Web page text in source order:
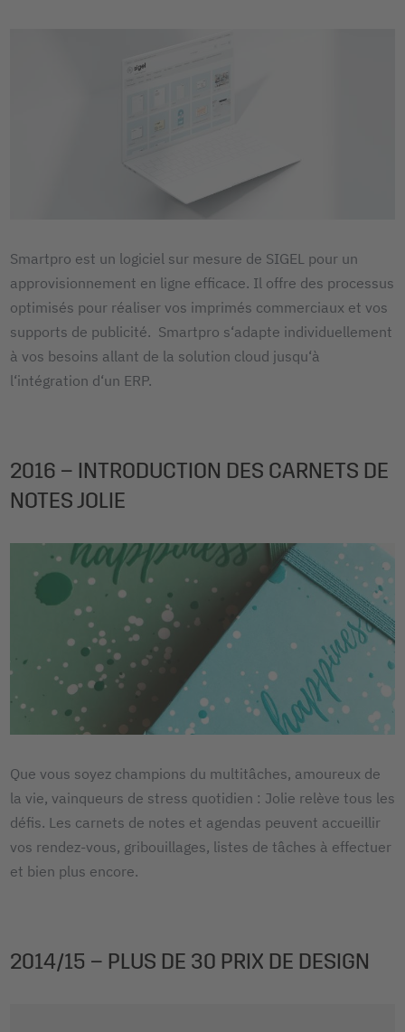
Smartpro est un logiciel sur mesure de SIGEL pour un
approvisionnement en ligne efficace. Il offre des processus
optimisés pour réaliser vos imprimés commerciaux et vos
supports de publicité. Smartpro s‘adapte individuellement
à vos besoins allant de la solution cloud jusqu‘à
l‘intégration d‘un ERP.
2016 – INTRODUCTION DES CARNETS DE
NOTES JOLIE
Que vous soyez champions du multitâches, amoureux de
la vie, vainqueurs de stress quotidien : Jolie relève tous les
défis. Les carnets de notes et agendas peuvent accueillir
vos rendez-vous, gribouillages, listes de tâches à effectuer
et bien plus encore.
2014/15 – PLUS DE 30 PRIX DE DESIGN